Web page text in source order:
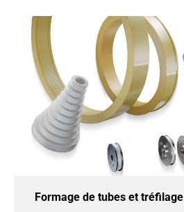
Formage de tubes et tréfilage